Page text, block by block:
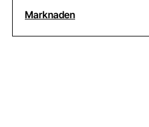
Marknaden